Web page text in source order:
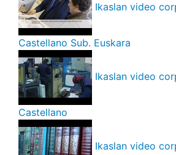
Ikaslan video
Castellano Sub. Euskara
Ikaslan video
Castellano
Ikaslan video